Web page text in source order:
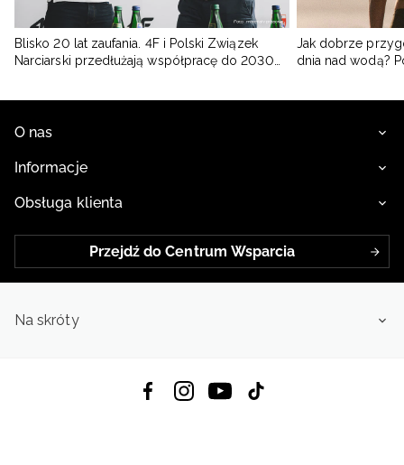
Blisko 20 lat zaufania. 4F i Polski Związek
Narciarski przedłużają współpracę do 2030
Jak dobrze
dnia nad wodą?
O nas
Informacje
Obsługa klienta
Przejdź do Centrum Wsparcia
Na skróty